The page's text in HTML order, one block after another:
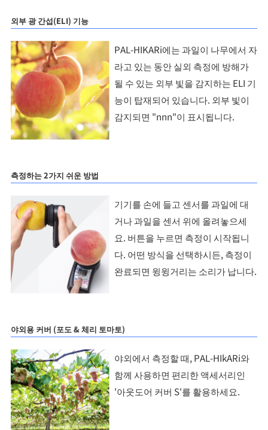
외부 광 간섭(ELI) 기능
PAL-HIKARi에는 과일이 나무에서 자
라고 있는 동안 실외 측정에 방해가
될 수 있는 외부 빛을 감지하는 ELI 기
능이 탑재되어 있습니다. 외부 빛이
감지되면 "nnn"이 표시됩니다.
측정하는 2가지 쉬운 방법
기기를 손에 들고 센서를 과일에 대
거나 과일을 센서 위에 올려놓으세
요. 버튼을 누르면 측정이 시작됩니
다. 어떤 방식을 선택하시든, 측정이
완료되면 윙윙거리는 소리가 납니다.
야외용 커버 (포도 & 체리 토마토)
야외에서 측정할 때, PAL-HIkARi와
함께 사용하면 편리한 액세서리인
'아웃도어 커버 S'를 활용하세요.